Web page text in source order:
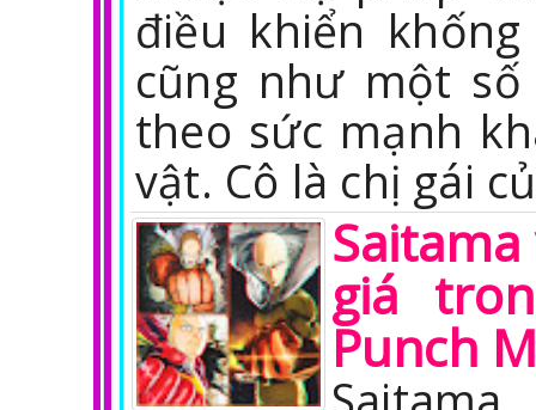
điều khiển
cũng như một
theo sức mạnh
vật. Cô là chị gái
giá
Punch